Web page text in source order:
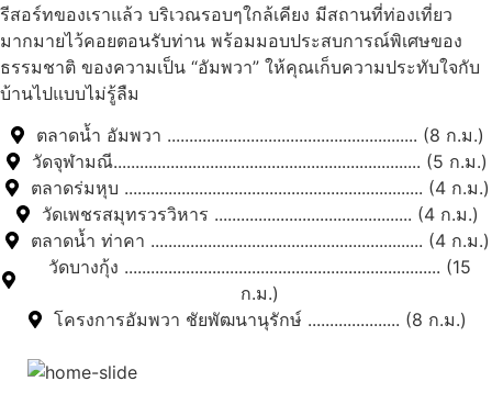
รีสอร์ทของเราแล้ว บริเวณรอบๆใกล้เคียง มีสถานที่ท่องเที่ยว
มากมายไว้คอยตอนรับท่าน พร้อมมอบประสบการณ์พิเศษของ
ธรรมชาติ ของความเป็น “อัมพวา” ให้คุณเก็บความประทับใจกับ
บ้านไปแบบไม่รู้ลืม
ตลาดน้ำ อัมพวา ......................................................... (8 ก.ม.)
วัดจุฬามณี...................................................................... (5 ก.ม.)
ตลาดร่มหุบ .................................................................... (4 ก.ม.)
วัดเพชรสมุทรวรวิหาร ............................................. (4 ก.ม.)
ตลาดน้ำ ท่าคา .............................................................. (4 ก.ม.)
วัดบางกุ้ง ........................................................................ (15
ก.ม.)
โครงการอัมพวา ชัยพัฒนานุรักษ์ ..................... (8 ก.ม.)